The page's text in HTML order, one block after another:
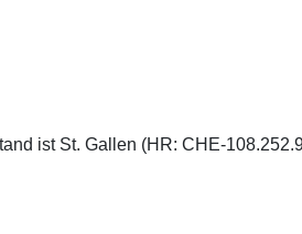
ist St. Gallen (HR: CHE-